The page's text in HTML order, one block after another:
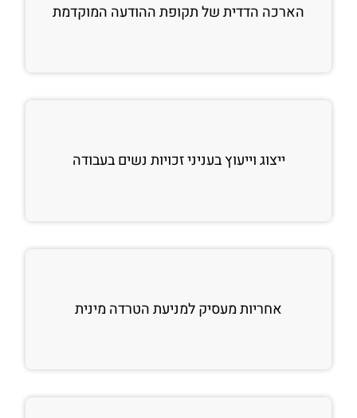
הארכה הדדית של תקופת ההודעה המוקדמת
ייצוג וייעוץ בעניני זכויות נשים בעבודה
אחריות מעסיק למניעת הטרדה מינית